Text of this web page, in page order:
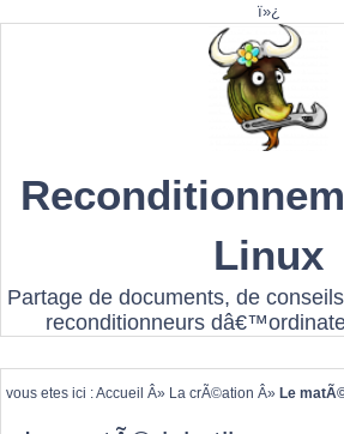
ï»¿
Linux
Partage de documents, de
reconditionneurs
vous etes ici :Accueil Â» La crÃ©ation Â» Le